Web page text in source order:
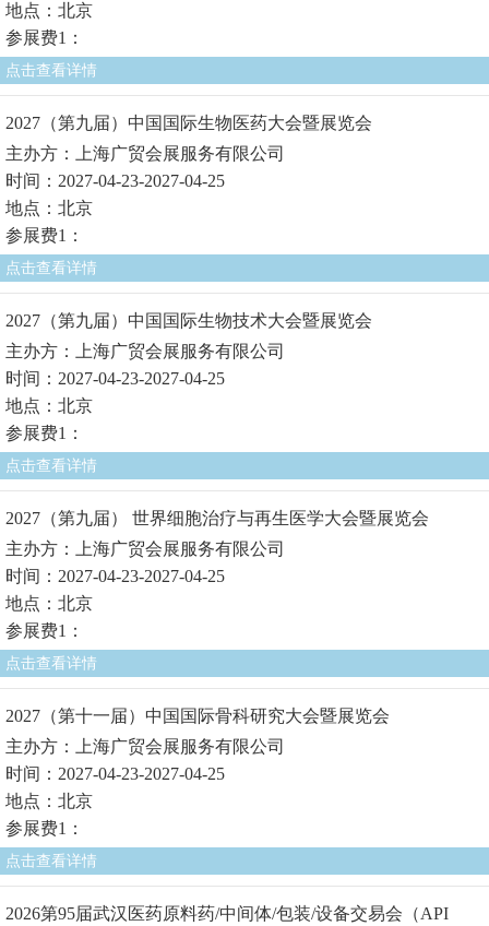
地点：北京
参展费1：
点击查看详情
2027（第九届）中国国际生物医药大会暨展览会
主办方：上海广贸会展服务有限公司
时间：2027-04-23-2027-04-25
地点：北京
参展费1：
点击查看详情
2027（第九届）中国国际生物技术大会暨展览会
主办方：上海广贸会展服务有限公司
时间：2027-04-23-2027-04-25
地点：北京
参展费1：
点击查看详情
2027（第九届） 世界细胞治疗与再生医学大会暨展览会
主办方：上海广贸会展服务有限公司
时间：2027-04-23-2027-04-25
地点：北京
参展费1：
点击查看详情
2027（第十一届）中国国际骨科研究大会暨展览会
主办方：上海广贸会展服务有限公司
时间：2027-04-23-2027-04-25
地点：北京
参展费1：
点击查看详情
2026第95届武汉医药原料药/中间体/包装/设备交易会（API